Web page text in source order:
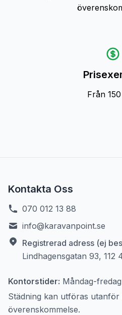
Från
Kontakta Oss
070 012 13 88
info@karavanpoint.se
Registrerad adress (ej
Lindhagensgatan 93, 112
Kontorstider: Måndag-fredag
Städning kan utföras
överenskommelse.